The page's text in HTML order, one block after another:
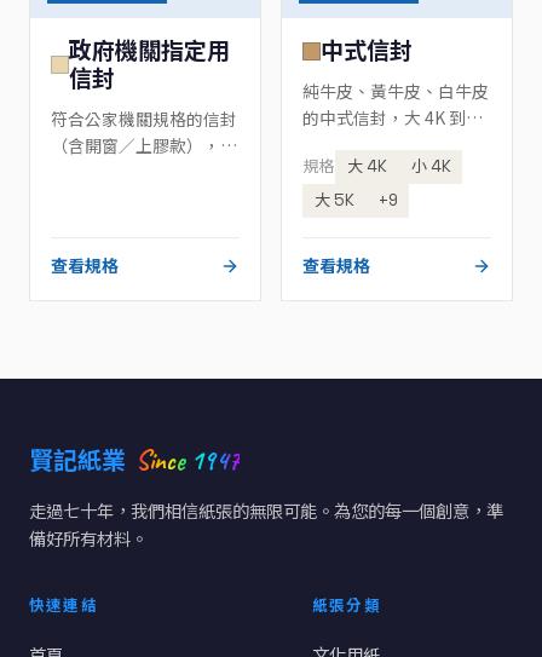
政府機關指定用
信封
符合公家機關規格的信封
（含開窗／上膠款），以
查看規格
中式信封
純牛皮、黃牛皮、白牛皮
的中式信封，大 4K 到
規格 大 4K
小 4K
大 5K
+9
查看規格
賢記紙業 Since 1947
走過七十年，我們相信紙張的無限可能。為您的每一個創意，準
備好所有材料。
快速連結 紙張分類